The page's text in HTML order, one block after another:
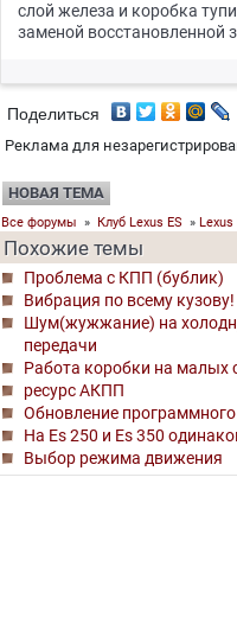
слой железа и коробка
заменой
Поделиться
Реклама для
НОВАЯ ТЕМА
Все форумы » Клуб Lexus ES » Lexus
Похожие темы
Проблема с КПП (бублик)
Вибрация по всему кузову!
Шум(жужжание) на
передачи
Работа коробки на малых
ресурс АКПП
Обновление
На Es 250 и Es 350
Выбор режима движения